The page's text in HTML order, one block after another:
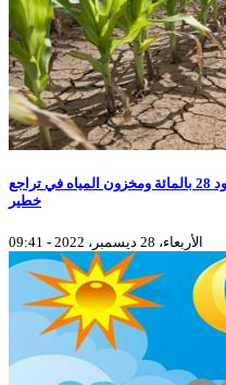
وزارة الفلاحة: نسبة إمتلاء السدود في حدود 28 بالمائة ومخزون المياه في تراجع
خطير
الأربعاء، 28 ديسمبر، 2022 - 09:41